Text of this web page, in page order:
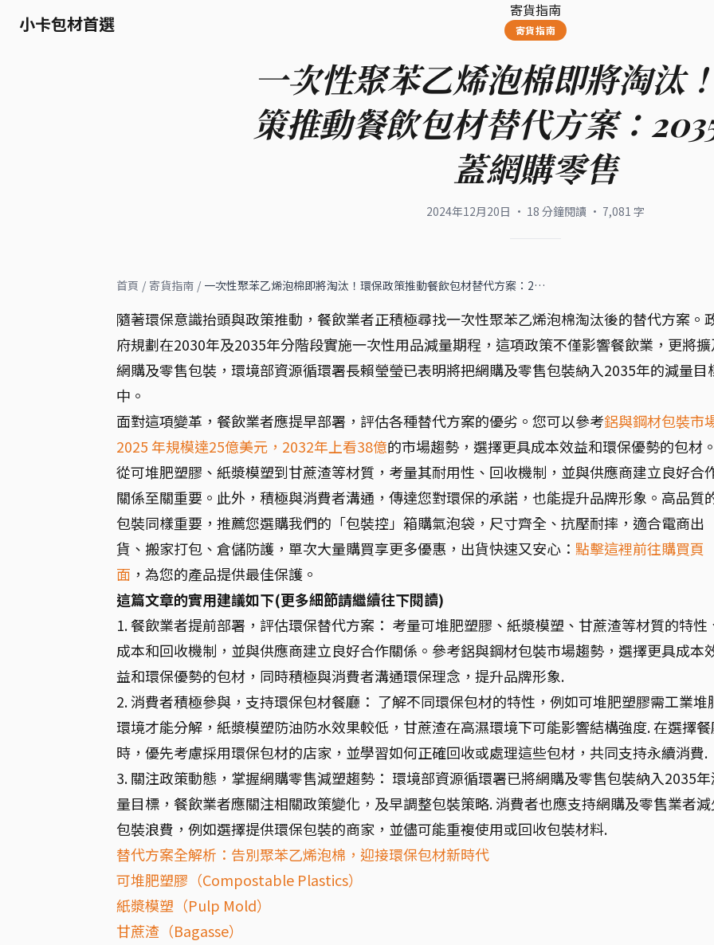
小卡包材首選
寄貨指南
寄貨指南
一次性聚苯乙烯泡棉即將淘汰
策推動餐飲包材替代方案：
蓋網購零售
2024年12月20日 · 18 分鐘閱讀 · 7,081 字
首頁 / 寄貨指南 / 一次性聚苯乙烯泡棉即將淘汰！環保政策推動餐飲包材替代方案：2…
隨著環保意識抬頭與政策推動，餐飲業者正積極尋找一次性聚苯乙烯泡棉淘汰後的替代方案。
府規劃在2030年及2035年分階段實施一次性用品減量期程，這項政策不僅影響餐飲業，更將擴
網購及零售包裝，環境部資源循環署長賴瑩瑩已表明將把網購及零售包裝納入2035年的減量目
中。
面對這項變革，餐飲業者應提早部署，評估各種替代方案的優劣。您可以參考鋁與鋼材包裝市
2025 年規模達25億美元，2032年上看38億的市場趨勢，選擇更具成本效益和環保優勢的包材。
從可堆肥塑膠、紙漿模塑到甘蔗渣等材質，考量其耐用性、回收機制，並與供應商建立良好合
關係至關重要。此外，積極與消費者溝通，傳達您對環保的承諾，也能提升品牌形象。高品質
包裝同樣重要，推薦您選購我們的「包裝控」箱購氣泡袋，尺寸齊全、抗壓耐摔，適合電商出
貨、搬家打包、倉儲防護，單次大量購買享更多優惠，出貨快速又安心： 點擊這裡前往購買頁
面 ，為您的產品提供最佳保護。
這篇文章的實用建議如下(更多細節請繼續往下閱讀)
1. 餐飲業者提前部署，評估環保替代方案： 考量可堆肥塑膠、紙漿模塑、甘蔗渣等材質的特性
成本和回收機制，並與供應商建立良好合作關係。參考鋁與鋼材包裝市場趨勢，選擇更具成本
益和環保優勢的包材，同時積極與消費者溝通環保理念，提升品牌形象.
2. 消費者積極參與，支持環保包材餐廳： 了解不同環保包材的特性，例如可堆肥塑膠需工業堆
環境才能分解，紙漿模塑防油防水效果較低，甘蔗渣在高濕環境下可能影響結構強度. 在選擇餐
時，優先考慮採用環保包材的店家，並學習如何正確回收或處理這些包材，共同支持永續消費.
3. 關注政策動態，掌握網購零售減塑趨勢： 環境部資源循環署已將網購及零售包裝納入2035
量目標，餐飲業者應關注相關政策變化，及早調整包裝策略. 消費者也應支持網購及零售業者減
包裝浪費，例如選擇提供環保包裝的商家，並儘可能重複使用或回收包裝材料.
替代方案全解析：告別聚苯乙烯泡棉，迎接環保包材新時代
可堆肥塑膠（Compostable Plastics）
紙漿模塑（Pulp Mold）
甘蔗渣（Bagasse）